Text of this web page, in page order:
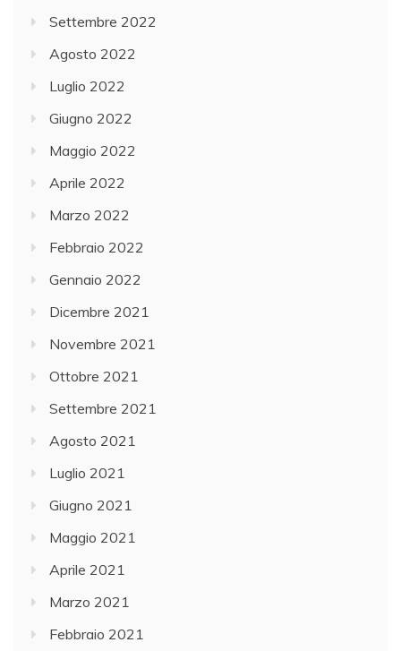
Settembre 2022
Agosto 2022
Luglio 2022
Giugno 2022
Maggio 2022
Aprile 2022
Marzo 2022
Febbraio 2022
Gennaio 2022
Dicembre 2021
Novembre 2021
Ottobre 2021
Settembre 2021
Agosto 2021
Luglio 2021
Giugno 2021
Maggio 2021
Aprile 2021
Marzo 2021
Febbraio 2021